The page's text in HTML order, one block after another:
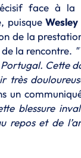
face à la
puisque
de la
la rencontre.
Cette
très
un
blessure
repos et de